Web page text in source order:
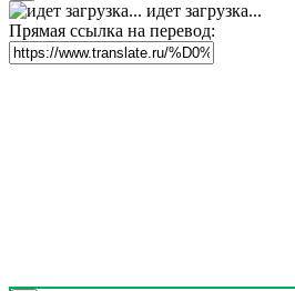
идет загрузка...
Прямая ссылка на перевод: